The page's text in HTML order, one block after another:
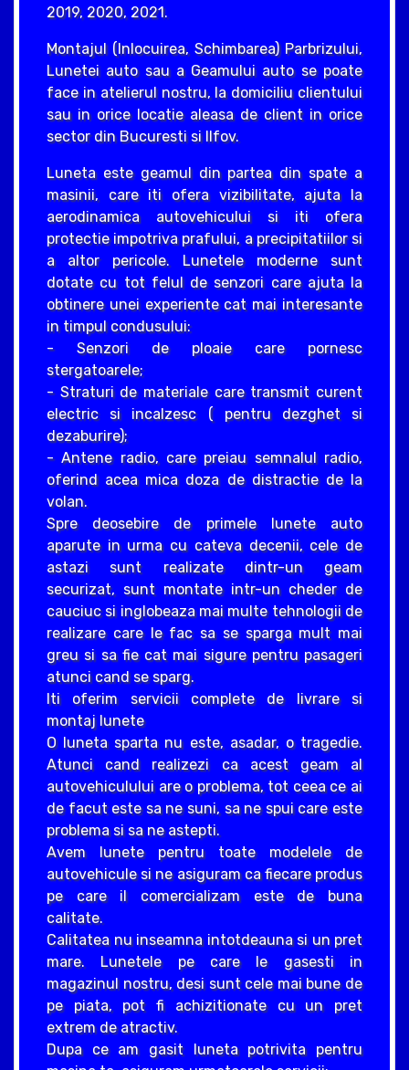
2019, 2020, 2021.
Montajul (Inlocuirea, Schimbarea) Parbrizului,
Lunetei auto sau a Geamului auto se poate
face in atelierul nostru, la domiciliu clientului
sau in orice locatie aleasa de client in orice
sector din Bucuresti si Ilfov.
Luneta este geamul din partea din spate a
masinii, care iti ofera vizibilitate, ajuta la
aerodinamica autovehicului si iti ofera
protectie impotriva prafului, a precipitatiilor si
a altor pericole. Lunetele moderne sunt
dotate cu tot felul de senzori care ajuta la
obtinere unei experiente cat mai interesante
in timpul condusului:
- Senzori de ploaie care pornesc
stergatoarele;
- Straturi de materiale care transmit curent
electric si incalzesc ( pentru dezghet si
dezaburire);
- Antene radio, care preiau semnalul radio,
oferind acea mica doza de distractie de la
volan.
Spre deosebire de primele lunete auto
aparute in urma cu cateva decenii, cele de
astazi sunt realizate dintr-un geam
securizat, sunt montate intr-un cheder de
cauciuc si inglobeaza mai multe tehnologii de
realizare care le fac sa se sparga mult mai
greu si sa fie cat mai sigure pentru pasageri
atunci cand se sparg.
Iti oferim servicii complete de livrare si
montaj lunete
O luneta sparta nu este, asadar, o tragedie.
Atunci cand realizezi ca acest geam al
autovehiculului are o problema, tot ceea ce ai
de facut este sa ne suni, sa ne spui care este
problema si sa ne astepti.
Avem lunete pentru toate modelele de
autovehicule si ne asiguram ca fiecare produs
pe care il comercializam este de buna
calitate.
Calitatea nu inseamna intotdeauna si un pret
mare. Lunetele pe care le gasesti in
magazinul nostru, desi sunt cele mai bune de
pe piata, pot fi achizitionate cu un pret
extrem de atractiv.
Dupa ce am gasit luneta potrivita pentru